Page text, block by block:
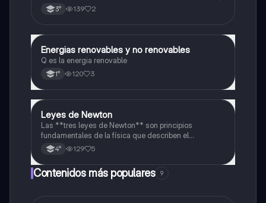
3° 139 2
Física
Energias renovables y no renovables
Q es la energia renovable
1° 120 3
Física
Leyes de Newton
Las **tres leyes de Newton** son principios
fundamentales de la física que describen el
movimiento de los objetos. En resume:**
4° 129 5
Contenidos más populares 9